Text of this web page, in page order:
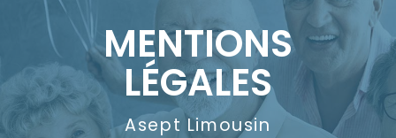
MENTIONS
LÉGALES
Asept Limousin